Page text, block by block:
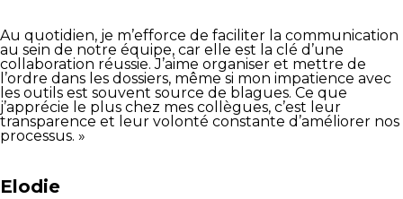
Au quotidien, je m’efforce de faciliter la communication
au sein de notre équipe, car elle est la clé d’une
collaboration réussie. J’aime organiser et mettre de
l’ordre dans les dossiers, même si mon impatience avec
les outils est souvent source de blagues. Ce que
j’apprécie le plus chez mes collègues, c’est leur
transparence et leur volonté constante d’améliorer nos
processus. »
Elodie